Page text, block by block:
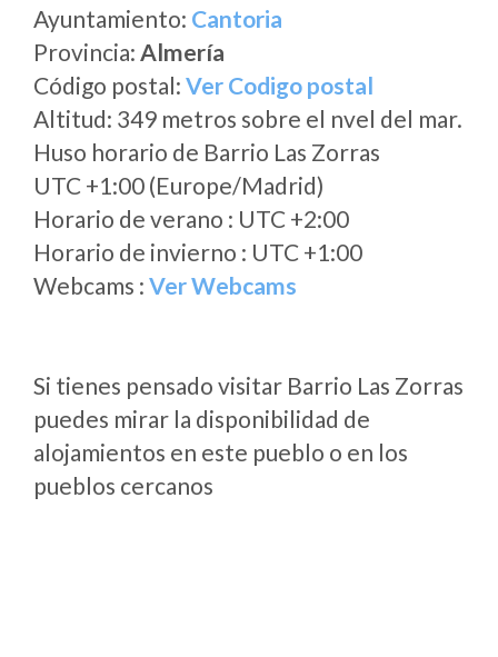
Ayuntamiento: Cantoria
Provincia: Almería
Código postal: Ver Codigo postal
Altitud: 349 metros sobre el nvel del mar.
Huso horario de Barrio Las Zorras
UTC +1:00 (Europe/Madrid)
Horario de verano : UTC +2:00
Horario de invierno : UTC +1:00
Webcams : Ver Webcams
Si tienes pensado visitar Barrio Las Zorras
puedes mirar la disponibilidad de
alojamientos en este pueblo o en los
pueblos cercanos